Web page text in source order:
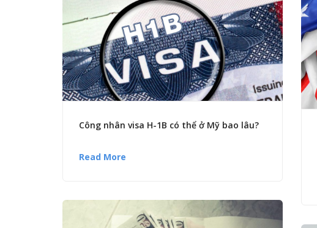
Công nhân visa H-1B có thể ở Mỹ bao lâu?
Read More